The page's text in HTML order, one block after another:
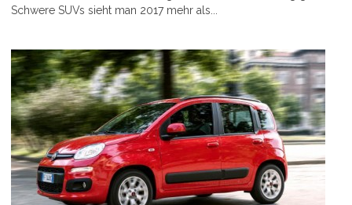
Schwere SUVs sieht man 2017 mehr als...